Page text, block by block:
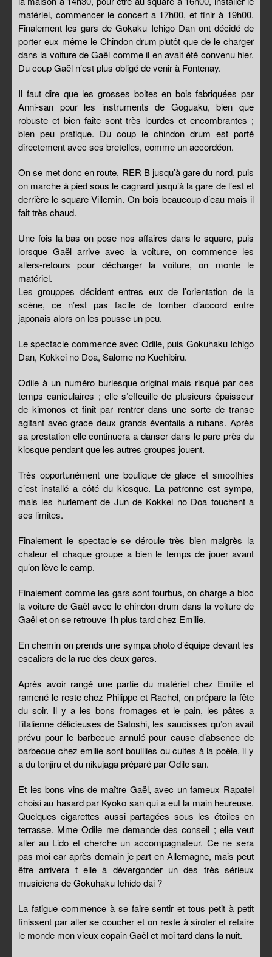
matériel, commencer le concert a 17h00, et finir à 19h00.
Finalement les gars de Gokaku Ichigo Dan ont décidé de
porter eux même le Chindon drum plutôt que de le charger
dans la voiture de Gaël comme il en avait été convenu hier.
Du coup Gaël n’est plus obligé de venir à Fontenay.
Il faut dire que les grosses boites en bois fabriquées par
Anni-san pour les instruments de Goguaku, bien que
robuste et bien faite sont très lourdes et encombrantes ;
bien peu pratique. Du coup le chindon drum est porté
directement avec ses bretelles, comme un accordéon.
On se met donc en route, RER B jusqu’à gare du nord, puis
on marche à pied sous le cagnard jusqu’à la gare de l’est et
derrière le square Villemin. On bois beaucoup d’eau mais il
fait très chaud.
Une fois la bas on pose nos affaires dans le square, puis
lorsque Gaël arrive avec la voiture, on commence les
allers-retours pour décharger la voiture, on monte le
matériel.
Les grouppes décident entres eux de l’orientation de la
scène, ce n’est pas facile de tomber d’accord entre
japonais alors on les pousse un peu.
Le spectacle commence avec Odile, puis Gokuhaku Ichigo
Dan, Kokkei no Doa, Salome no Kuchibiru.
Odile à un numéro burlesque original mais risqué par ces
temps caniculaires ; elle s’effeuille de plusieurs épaisseur
de kimonos et finit par rentrer dans une sorte de transe
agitant avec grace deux grands éventails à rubans. Après
sa prestation elle continuera a danser dans le parc près du
kiosque pendant que les autres groupes jouent.
Très opportunément une boutique de glace et smoothies
c’est installé a côté du kiosque. La patronne est sympa,
mais les hurlement de Jun de Kokkei no Doa touchent à
ses limites.
Finalement le spectacle se déroule très bien malgrès la
chaleur et chaque groupe a bien le temps de jouer avant
qu’on lève le camp.
Finalement comme les gars sont fourbus, on charge a bloc
la voiture de Gaël avec le chindon drum dans la voiture de
Gaël et on se retrouve 1h plus tard chez Emilie.
En chemin on prends une sympa photo d’équipe devant les
escaliers de la rue des deux gares.
Après avoir rangé une partie du matériel chez Emilie et
ramené le reste chez Philippe et Rachel, on prépare la fête
du soir. Il y a les bons fromages et le pain, les pâtes a
l’italienne délicieuses de Satoshi, les saucisses qu’on avait
prévu pour le barbecue annulé pour cause d’absence de
barbecue chez emilie sont bouillies ou cuites à la poêle, il y
a du tonjiru et du nikujaga préparé par Odile san.
Et les bons vins de maître Gaël, avec un fameux Rapatel
choisi au hasard par Kyoko san qui a eut la main heureuse.
Quelques cigarettes aussi partagées sous les étoiles en
terrasse. Mme Odile me demande des conseil ; elle veut
aller au Lido et cherche un accompagnateur. Ce ne sera
pas moi car après demain je part en Allemagne, mais peut
être arrivera t elle à dévergonder un des très sérieux
musiciens de Gokuhaku Ichido dai ?
La fatigue commence à se faire sentir et tous petit à petit
finissent par aller se coucher et on reste à siroter et refaire
le monde mon vieux copain Gaël et moi tard dans la nuit.